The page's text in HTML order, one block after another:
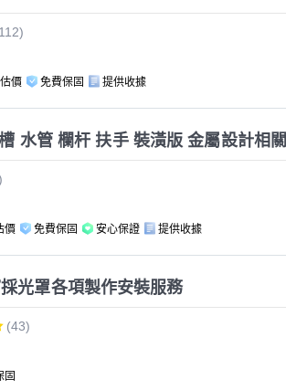
價 免費保固 提供收據
水管 欄杆 扶手 裝潢版 金屬設計相關
價 免費保固 安心保證 提供收據
光罩各項製作安裝服務
(43)
固